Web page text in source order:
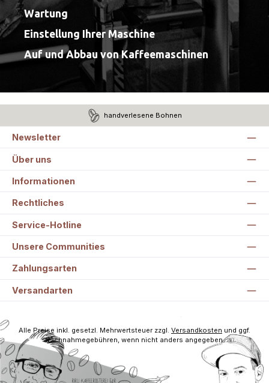
Wartung
Einstellung Ihrer Maschine
Auf und Abbau von Kaffeemaschinen
handverlesene Bohnen
Newsletter
Über uns
Informationen
Rechtliches
Service-Hotline
Unsere Communities
Zahlungsarten
Versandarten
Alle Preise inkl. gesetzl. Mehrwertsteuer zzgl. Versandkosten und ggf.
Nachnahmegebühren, wenn nicht anders angegeben.